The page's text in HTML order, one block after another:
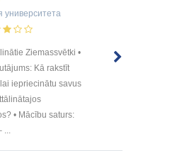
университета
Ziemassvētki •
Kā rakstīt
iepriecinātu savus
• Mācību saturs:
...